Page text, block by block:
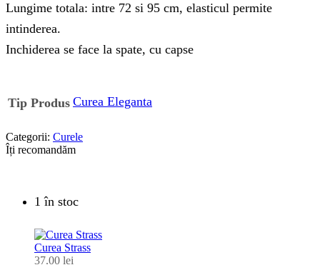
Lungime totala: intre 72 si 95 cm, elasticul permite
intinderea.
Inchiderea se face la spate, cu capse
Tip Produs Curea Eleganta
Categorii: Curele
Îți recomandăm
1 în stoc
Curea Strass
37.00 lei